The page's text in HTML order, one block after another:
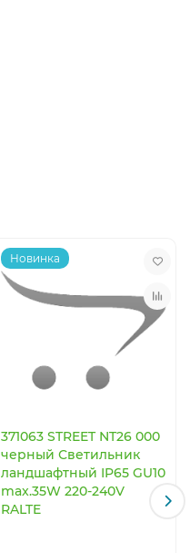
Новинка
371063 STREET NT26 000
черный Светильник
ландшафтный IP65 GU10
max.35W 220-240V
RALTE